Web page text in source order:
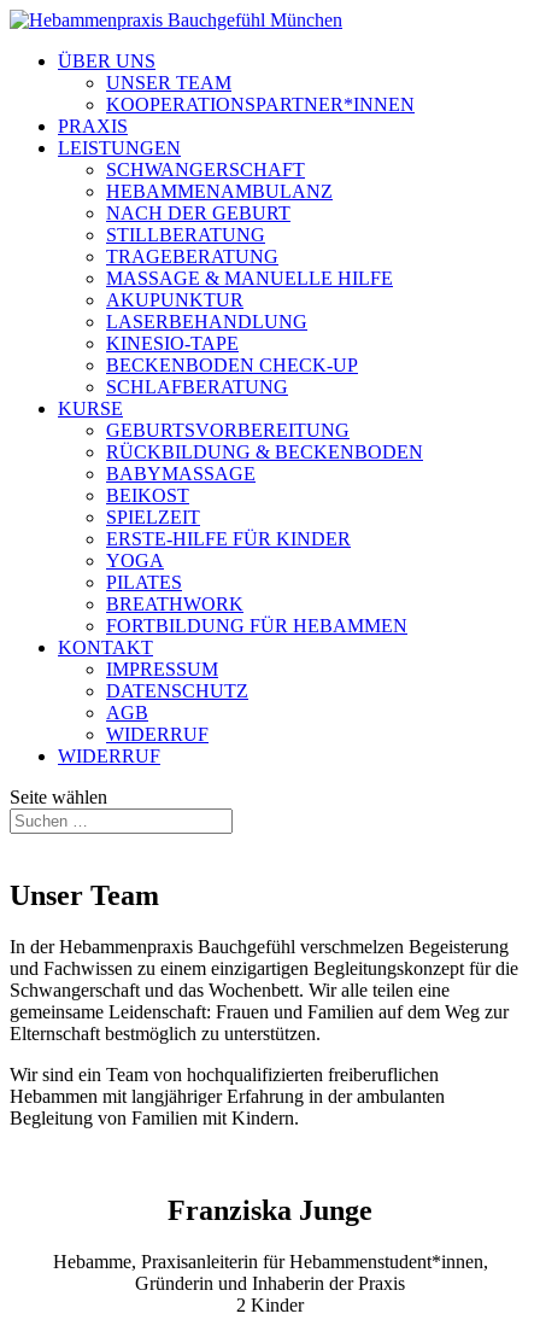
ÜBER UNS
UNSER TEAM
KOOPERATIONSPARTNER*INNEN
PRAXIS
LEISTUNGEN
SCHWANGERSCHAFT
HEBAMMENAMBULANZ
NACH DER GEBURT
STILLBERATUNG
TRAGEBERATUNG
MASSAGE & MANUELLE HILFE
AKUPUNKTUR
LASERBEHANDLUNG
KINESIO-TAPE
BECKENBODEN CHECK-UP
SCHLAFBERATUNG
KURSE
GEBURTSVORBEREITUNG
RÜCKBILDUNG & BECKENBODEN
BABYMASSAGE
BEIKOST
SPIELZEIT
ERSTE-HILFE FÜR KINDER
YOGA
PILATES
BREATHWORK
FORTBILDUNG FÜR HEBAMMEN
KONTAKT
IMPRESSUM
DATENSCHUTZ
AGB
WIDERRUF
WIDERRUF
Seite wählen
Unser Team
In der Hebammenpraxis Bauchgefühl verschmelzen Begeisterung
und Fachwissen zu einem einzigartigen Begleitungskonzept für die
Schwangerschaft und das Wochenbett. Wir alle teilen eine
gemeinsame Leidenschaft: Frauen und Familien auf dem Weg zur
Elternschaft bestmöglich zu unterstützen.
Wir sind ein Team von hochqualifizierten freiberuflichen
Hebammen mit langjähriger Erfahrung in der ambulanten
Begleitung von Familien mit Kindern.
Franziska Junge
Hebamme, Praxisanleiterin für Hebammenstudent*innen,
Gründerin und Inhaberin der Praxis
2 Kinder